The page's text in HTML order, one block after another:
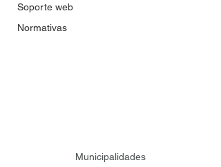
Soporte web
Normativas
Municipalidades